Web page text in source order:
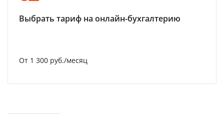
Выбрать тариф на онлайн-бухгалтерию
От 1 300 руб./месяц